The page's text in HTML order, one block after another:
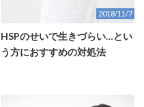
2018/11/7
HSPのせいで生きづらい…とい
う方におすすめの対処法